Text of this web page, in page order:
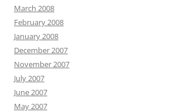
March 2008
February 2008
January 2008
December 2007
November 2007
July 2007
June 2007
May 2007